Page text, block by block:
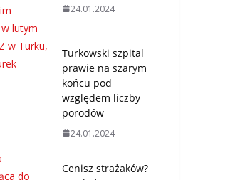
24.01.2024
Turkowski szpital
prawie na szarym
końcu pod
względem liczby
porodów
24.01.2024
Cenisz strażaków?